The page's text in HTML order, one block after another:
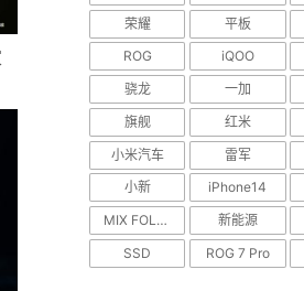
荣耀
平板
ROG
iQOO
骁龙
一加
旗舰
红米
小米汽车
雷军
小新
iPhone14
MIX FOLD 2
新能源
SSD
ROG 7 Pro